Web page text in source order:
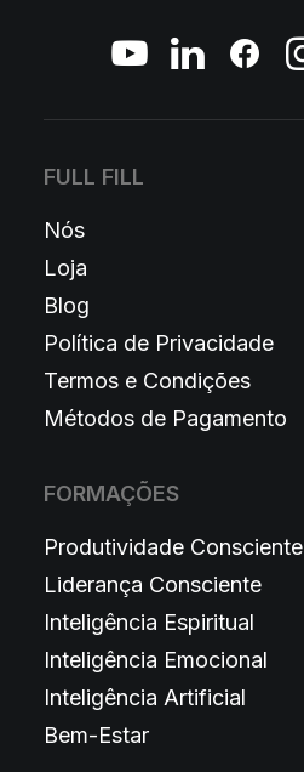
FULL FILL
Nós
Loja
Blog
Política de Privacidade
Termos e Condições
Métodos de Pagamento
FORMAÇÕES
Produtividade Consciente
Liderança Consciente
Inteligência Espiritual
Inteligência Emocional
Inteligência Artificial
Bem-Estar